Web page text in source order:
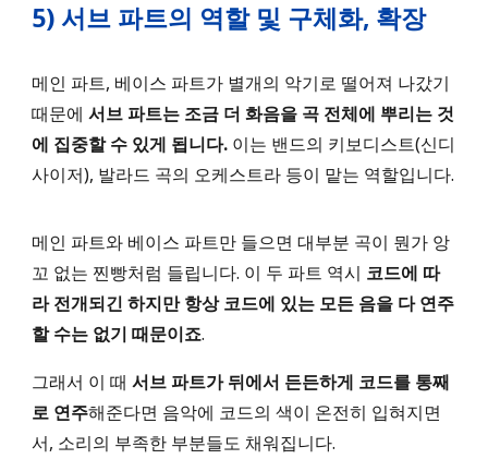
5) 서브 파트의 역할 및 구체화, 확장
메인 파트, 베이스 파트가 별개의 악기로 떨어져 나갔기
때문에서브 파트는 조금 더 화음을 곡 전체에 뿌리는 것
에 집중할 수 있게 됩니다. 이는 밴드의 키보디스트(신디
사이저), 발라드 곡의 오케스트라 등이 맡는 역할입니다.
메인 파트와 베이스 파트만 들으면 대부분 곡이 뭔가 앙
꼬 없는 찐빵처럼 들립니다. 이 두 파트 역시 코드에 따
라 전개되긴 하지만 항상 코드에 있는 모든 음을 다 연주
할 수는 없기 때문이죠.
그래서 이 때서브 파트가 뒤에서 든든하게 코드를 통째
로 연주해준다면 음악에 코드의 색이 온전히 입혀지면
서, 소리의 부족한 부분들도 채워집니다.